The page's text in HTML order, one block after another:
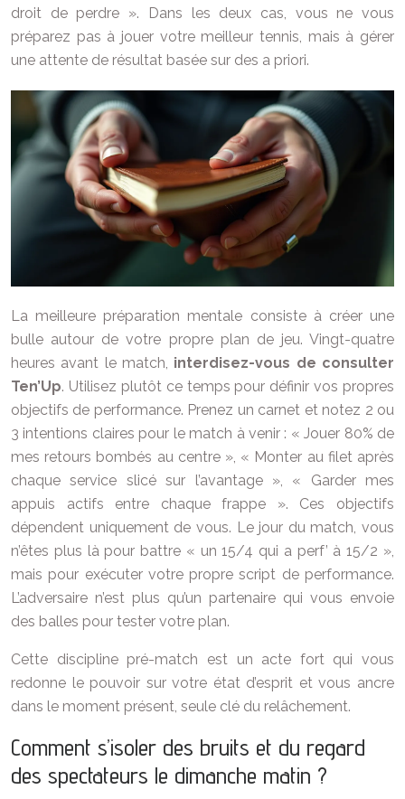
droit de perdre ». Dans les deux cas, vous ne vous
préparez pas à jouer votre meilleur tennis, mais à gérer
une attente de résultat basée sur des a priori.
La meilleure préparation mentale consiste à créer une
bulle autour de votre propre plan de jeu. Vingt-quatre
heures avant le match, interdisez-vous de consulter
Ten’Up. Utilisez plutôt ce temps pour définir vos propres
objectifs de performance. Prenez un carnet et notez 2 ou
3 intentions claires pour le match à venir : « Jouer 80% de
mes retours bombés au centre », « Monter au filet après
chaque service slicé sur l’avantage », « Garder mes
appuis actifs entre chaque frappe ». Ces objectifs
dépendent uniquement de vous. Le jour du match, vous
n’êtes plus là pour battre « un 15/4 qui a perf’ à 15/2 »,
mais pour exécuter votre propre script de performance.
L’adversaire n’est plus qu’un partenaire qui vous envoie
des balles pour tester votre plan.
Cette discipline pré-match est un acte fort qui vous
redonne le pouvoir sur votre état d’esprit et vous ancre
dans le moment présent, seule clé du relâchement.
Comment s’isoler des bruits et du regard
des spectateurs le dimanche matin ?